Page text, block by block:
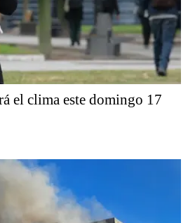
el clima este domingo 17